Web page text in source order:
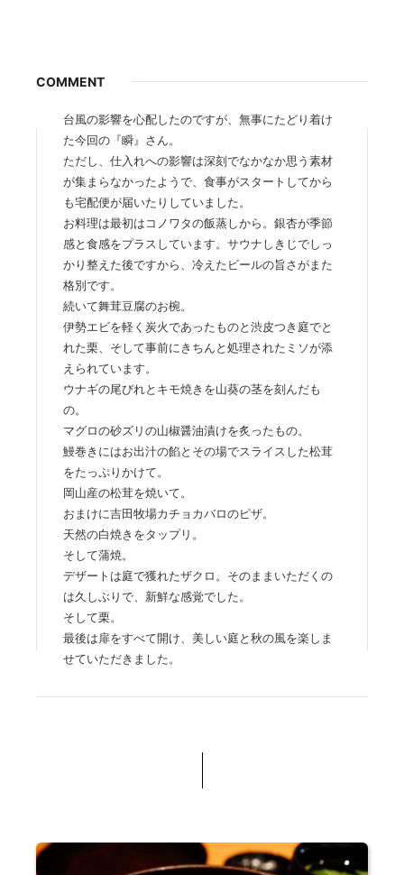
COMMENT
台風の影響を心配したのですが、無事にたどり着け
た今回の『瞬』さん。
ただし、仕入れへの影響は深刻でなかなか思う素材
が集まらなかったようで、食事がスタートしてから
も宅配便が届いたりしていました。
お料理は最初はコノワタの飯蒸しから。銀杏が季節
感と食感をプラスしています。サウナしきじでしっ
かり整えた後ですから、冷えたビールの旨さがまた
格別です。
続いて舞茸豆腐のお椀。
伊勢エビを軽く炭火であったものと渋皮つき庭でと
れた栗、そして事前にきちんと処理されたミソが添
えられています。
ウナギの尾びれとキモ焼きを山葵の茎を刻んだも
の。
マグロの砂ズリの山椒醤油漬けを炙ったもの。
鰻巻きにはお出汁の餡とその場でスライスした松茸
をたっぷりかけて。
岡山産の松茸を焼いて。
おまけに吉田牧場カチョカバロのピザ。
天然の白焼きをタップリ。
そして蒲焼。
デザートは庭で獲れたザクロ。そのままいただくの
は久しぶりで、新鮮な感覚でした。
そして栗。
最後は扉をすべて開け、美しい庭と秋の風を楽しま
せていただきました。